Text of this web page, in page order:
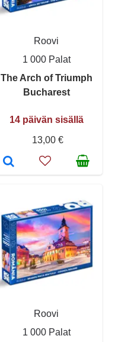
Roovi
1 000 Palat
The Arch of Triumph
Bucharest
14 päivän sisällä
13,00 €
Roovi
1 000 Palat